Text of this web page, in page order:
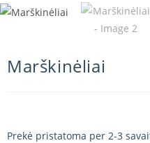
Marškinėliai
Prekė pristatoma per 2-3